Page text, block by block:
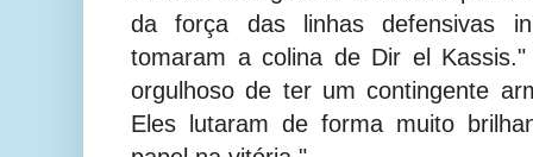
da força das linhas defensivas
tomaram a colina de Dir el Kassis."
orgulhoso de ter um contingente
Eles lutaram de forma muito